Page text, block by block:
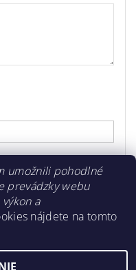
umožnili pohodlné
prevádzky webu
a
nájdete na tomto